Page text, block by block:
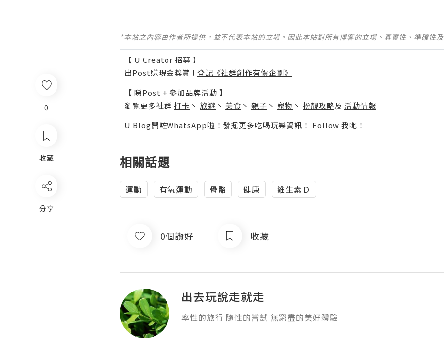
0
收藏
分享
*本站之內容由作者所提供，並不代表本站的立場。因此本站對所有博客的立場、真實性、準確性
【 U Creator 招募 】
出Post賺現金獎賞 l 登記《社群創作有價企劃》
【 睇Post + 參加品牌活動 】
瀏覽更多社群 打卡 丶 旅遊 丶 美食 丶 親子 丶 寵物 丶 扮靚攻略及 活動情報
U Blog開咗WhatsApp啦！發掘更多吃喝玩樂資訊！ Follow 我哋 ！
相關話題
運動 有氧運動 骨骼 健康 維生素Ｄ
0個讚好 收藏
出去玩說走就走
率性的旅行 隨性的嘗試 無窮盡的美好體驗